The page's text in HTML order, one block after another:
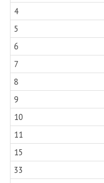
4
5
6
7
8
9
10
11
15
33